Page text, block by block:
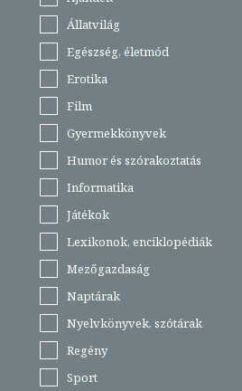
Állatvilág
Egészség, életmód
Erotika
Film
Gyermekkönyvek
Humor és szórakoztatás
Informatika
Játékok
Lexikonok, enciklopédiák
Mezőgazdaság
Naptárak
Nyelvkönyvek, szótárak
Regény
Sport